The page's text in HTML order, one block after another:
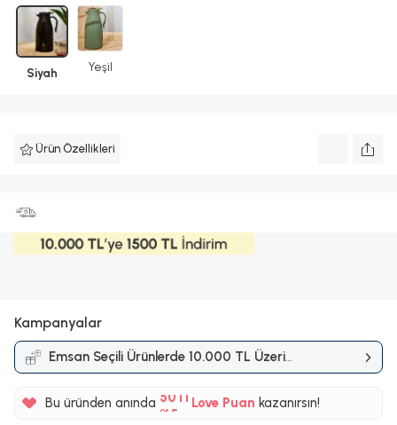
Siyah Yeşil
Ürün Özellikleri
Kampanyalar
Emsan Seçili Ürünlerde 10.000 TL Üzeri
Alışverişlerde 1.500 TL İndirimKampanyası
Bu üründen anında
%5
%5 Love Puankazanırsın!